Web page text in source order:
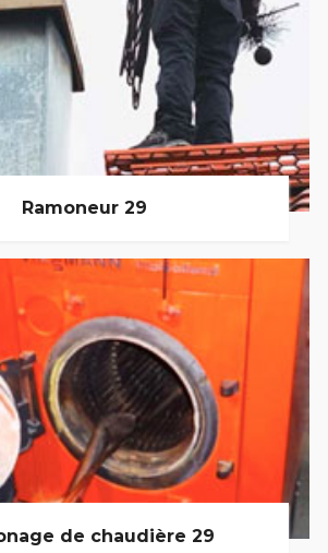
Ramoneur 29
de chaudière 29